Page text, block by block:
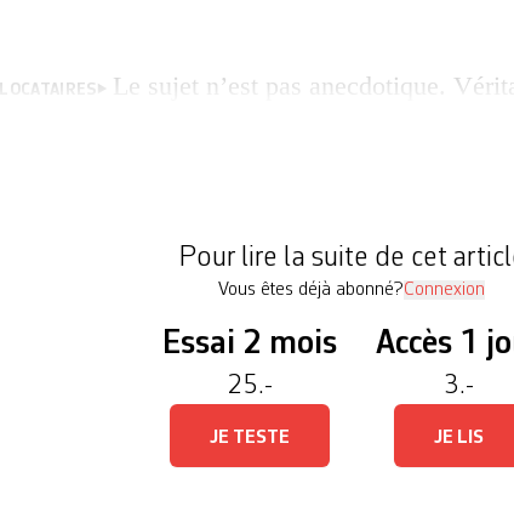
Le sujet n’est pas anecdotique.
Pour lire la suite de cet
Vous êtes déjà abonné?Connexion
Essai 2 mois
25.-
JE TESTE
Accès 1
3.-
JE LIS